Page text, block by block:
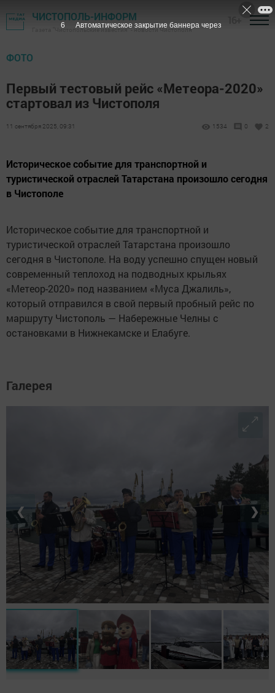
ЧИСТОПОЛЬ-ИНФОРМ
Газета "Чистопольские известия" - новости Чистополя
ФОТО
Первый тестовый рейс «Метеора-2020»
стартовал из Чистополя
11 сентября 2025, 09:31 1534 0 2
Историческое событие для транспортной и
туристической отраслей Татарстана произошло сегодня
в Чистополе
Историческое событие для транспортной и
туристической отраслей Татарстана произошло
сегодня в Чистополе. На воду успешно спущен новый
современный теплоход на подводных крыльях
«Метеор-2020» под названием «Муса Джалиль»,
который отправился в свой первый пробный рейс по
маршруту Чистополь — Набережные Челны с
остановками в Нижнекамске и Елабуге.
Галерея
❮ ❯
6 Автоматическое закрытие баннера через